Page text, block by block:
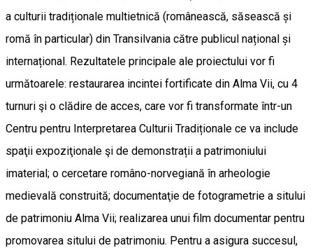
a culturii tradiționale multietnică (românească, săsească și
romă în particular) din Transilvania către publicul național și
internațional. Rezultatele principale ale proiectului vor fi
următoarele: restaurarea incintei fortificate din Alma Vii, cu 4
turnuri şi o clădire de acces, care vor fi transformate într-un
Centru pentru Interpretarea Culturii Tradiționale ce va include
spaţii expoziţionale şi de demonstrații a patrimoniului
imaterial; o cercetare româno-norvegiană în arheologie
medievală construită; documentaţie de fotogrametrie a sitului
de patrimoniu Alma Vii; realizarea unui film documentar pentru
promovarea sitului de patrimoniu. Pentru a asigura succesul,